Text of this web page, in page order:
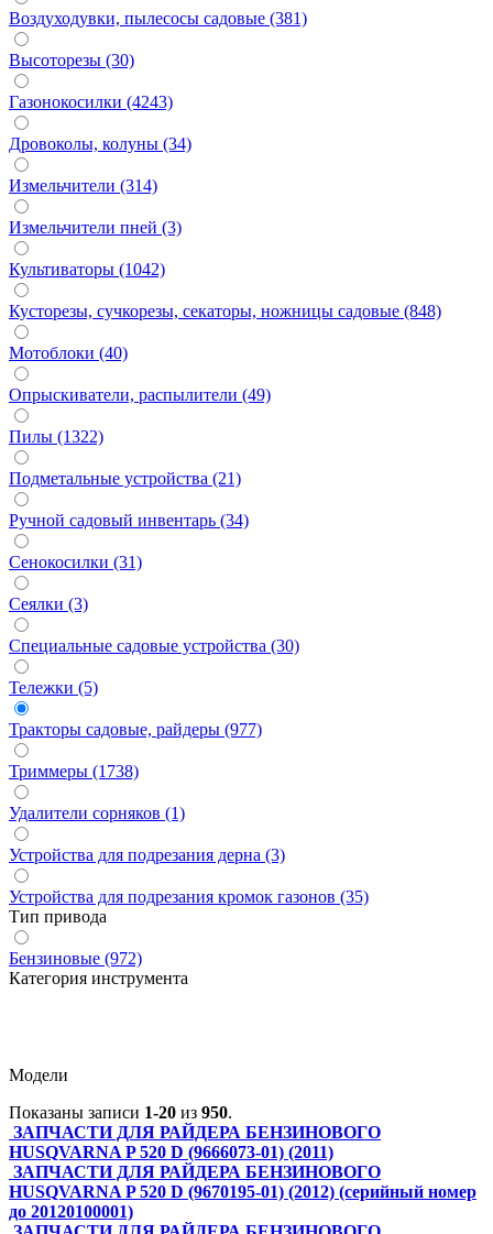
Воздуходувки, пылесосы садовые (381)
Высоторезы (30)
Газонокосилки (4243)
Дровоколы, колуны (34)
Измельчители (314)
Измельчители пней (3)
Культиваторы (1042)
Кусторезы, сучкорезы, секаторы, ножницы садовые (848)
Мотоблоки (40)
Опрыскиватели, распылители (49)
Пилы (1322)
Подметальные устройства (21)
Ручной садовый инвентарь (34)
Сенокосилки (31)
Сеялки (3)
Специальные садовые устройства (30)
Тележки (5)
Тракторы садовые, райдеры (977)
Триммеры (1738)
Удалители сорняков (1)
Устройства для подрезания дерна (3)
Устройства для подрезания кромок газонов (35)
Тип привода
Бензиновые (972)
Категория инструмента
Модели
Показаны записи 1-20 из 950.
ЗАПЧАСТИ ДЛЯ РАЙДЕРА БЕНЗИНОВОГО
HUSQVARNA P 520 D (9666073-01) (2011)
ЗАПЧАСТИ ДЛЯ РАЙДЕРА БЕНЗИНОВОГО
HUSQVARNA P 520 D (9670195-01) (2012) (серийный номер
до 20120100001)